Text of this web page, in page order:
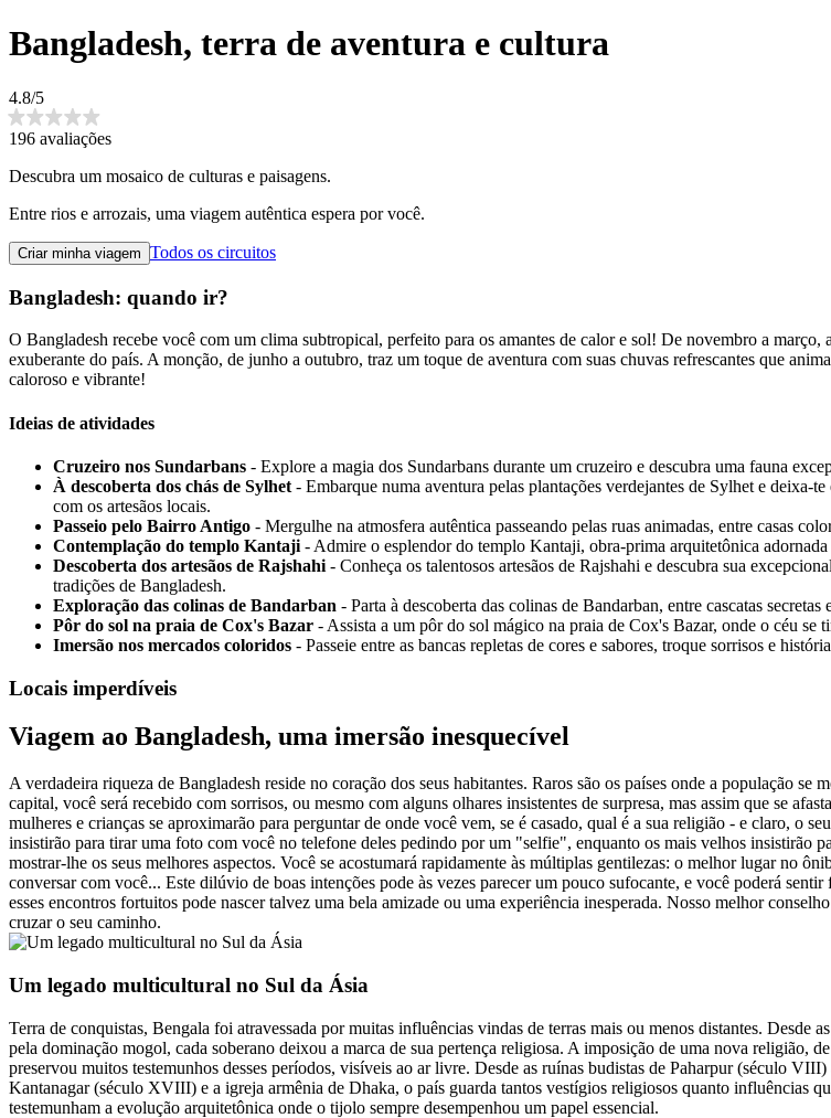
Bangladesh, terra de aventura e cultura
4.8/5
196 avaliações
Descubra um mosaico de culturas e paisagens.
Entre rios e arrozais, uma viagem autêntica espera por você.
Criar minha viagem Todos os circuitos
Bangladesh: quando ir?
O Bangladesh recebe você com um clima subtropical, perfeito para os amantes de calor e sol! De novembro a março,
exuberante do país. A monção, de junho a outubro, traz um toque de aventura com suas chuvas refrescantes que
caloroso e vibrante!
Ideias de atividades
Cruzeiro nos Sundarbans - Explore a magia dos Sundarbans durante um cruzeiro e descubra uma fauna
À descoberta dos chás de Sylhet - Embarque numa aventura pelas plantações verdejantes de Sylhet e deixa-
com os artesãos locais.
Passeio pelo Bairro Antigo - Mergulhe na atmosfera autêntica passeando pelas ruas animadas, entre casas
Contemplação do templo Kantaji - Admire o esplendor do templo Kantaji, obra-prima arquitetônica
Descoberta dos artesãos de Rajshahi - Conheça os talentosos artesãos de Rajshahi e descubra sua
tradições de Bangladesh.
Exploração das colinas de Bandarban - Parta à descoberta das colinas de Bandarban, entre cascatas
Pôr do sol na praia de Cox's Bazar - Assista a um pôr do sol mágico na praia de Cox's Bazar, onde o céu se
Imersão nos mercados coloridos - Passeie entre as bancas repletas de cores e sabores, troque sorrisos e
Locais imperdíveis
Viagem ao Bangladesh, uma imersão inesquecível
A verdadeira riqueza de Bangladesh reside no coração dos seus habitantes. Raros são os países onde a população
capital, você será recebido com sorrisos, ou mesmo com alguns olhares insistentes de surpresa, mas assim que se
mulheres e crianças se aproximarão para perguntar de onde você vem, se é casado, qual é a sua religião - e claro, o
insistirão para tirar uma foto com você no telefone deles pedindo por um "selfie", enquanto os mais velhos insistirão
mostrar-lhe os seus melhores aspectos. Você se acostumará rapidamente às múltiplas gentilezas: o melhor lugar no
conversar com você... Este dilúvio de boas intenções pode às vezes parecer um pouco sufocante, e você poderá
esses encontros fortuitos pode nascer talvez uma bela amizade ou uma experiência inesperada. Nosso melhor
cruzar o seu caminho.
Um legado multicultural no Sul da Ásia
Terra de conquistas, Bengala foi atravessada por muitas influências vindas de terras mais ou menos distantes. Desde
pela dominação mogol, cada soberano deixou a marca de sua pertença religiosa. A imposição de uma nova religião,
preservou muitos testemunhos desses períodos, visíveis ao ar livre. Desde as ruínas budistas de Paharpur (século
Kantanagar (século XVIII) e a igreja armênia de Dhaka, o país guarda tantos vestígios religiosos quanto influências
testemunham a evolução arquitetônica onde o tijolo sempre desempenhou um papel essencial.